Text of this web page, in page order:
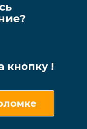
кнопку !